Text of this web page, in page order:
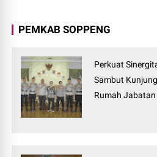
PEMKAB SOPPENG
Perkuat
Sambut
Rumah Jabatan